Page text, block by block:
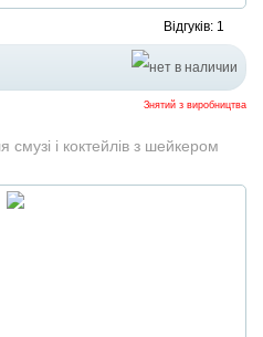
Відгуків: 1
Знятий з виробництва
і коктейлів з шейкером